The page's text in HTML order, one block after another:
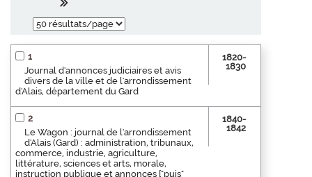
1
Journal d'annonces judiciaires et avis
divers de la ville et de l'arrondissement
d'Alais, département du Gard
1820-
1830
2
Le Wagon : journal de l'arrondissement
d'Alais (Gard) : administration, tribunaux,
commerce, industrie, agriculture,
littérature, sciences et arts, morale,
instruction publique et annonces ["puis"
1840-
1842